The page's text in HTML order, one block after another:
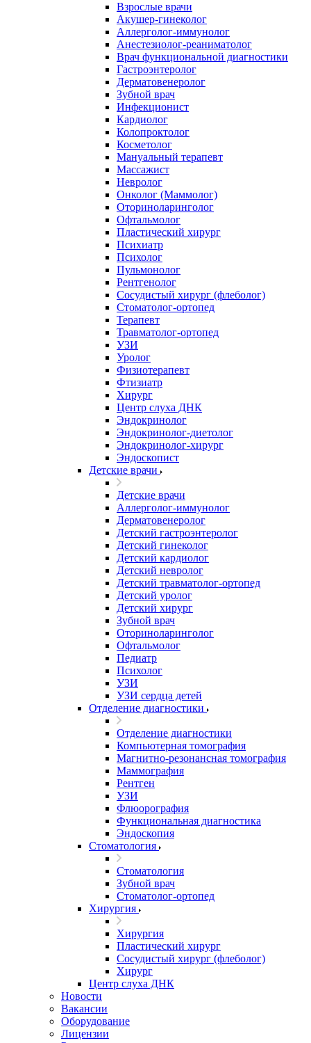
Взрослые врачи
Акушер-гинеколог
Аллерголог-иммунолог
Анестезиолог-реаниматолог
Врач функциональной диагностики
Гастроэнтеролог
Дерматовенеролог
Зубной врач
Инфекционист
Кардиолог
Колопроктолог
Косметолог
Мануальный терапевт
Массажист
Невролог
Онколог (Маммолог)
Оториноларинголог
Офтальмолог
Пластический хирург
Психиатр
Психолог
Пульмонолог
Рентгенолог
Сосудистый хирург (флеболог)
Стоматолог-ортопед
Терапевт
Травматолог-ортопед
УЗИ
Уролог
Физиотерапевт
Фтизиатр
Хирург
Центр слуха ДНК
Эндокринолог
Эндокринолог-диетолог
Эндокринолог-хирург
Эндоскопист
Детские врачи
Детские врачи
Аллерголог-иммунолог
Дерматовенеролог
Детский гастроэнтеролог
Детский гинеколог
Детский кардиолог
Детский невролог
Детский травматолог-ортопед
Детский уролог
Детский хирург
Зубной врач
Оториноларинголог
Офтальмолог
Педиатр
Психолог
УЗИ
УЗИ сердца детей
Отделение диагностики
Отделение диагностики
Компьютерная томография
Магнитно-резонансная томография
Маммография
Рентген
УЗИ
Флюорография
Функциональная диагностика
Эндоскопия
Стоматология
Стоматология
Зубной врач
Стоматолог-ортопед
Хирургия
Хирургия
Пластический хирург
Сосудистый хирург (флеболог)
Хирург
Центр слуха ДНК
Новости
Вакансии
Оборудование
Лицензии